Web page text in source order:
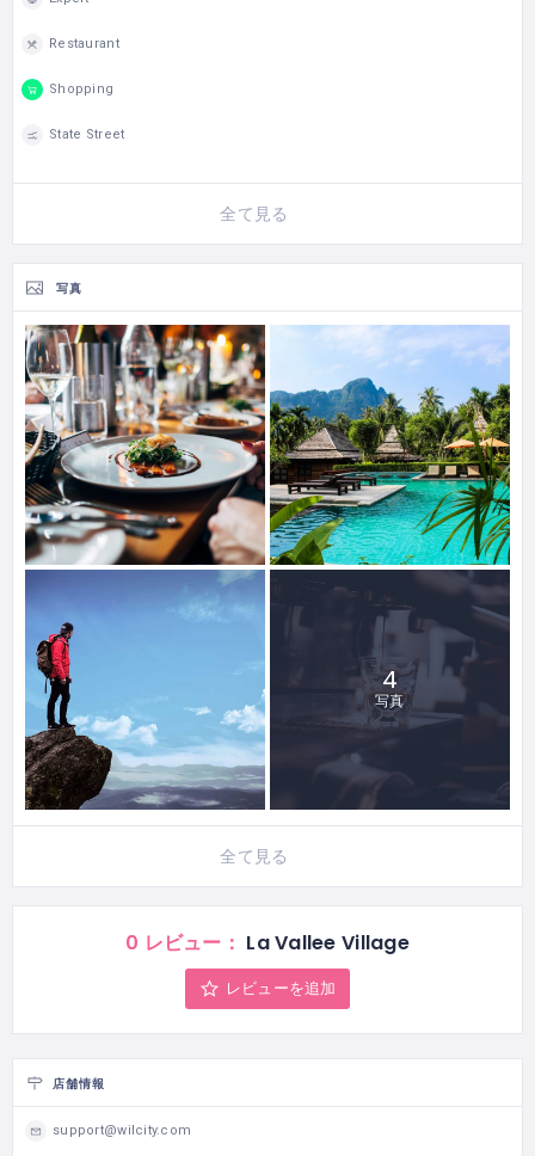
Restaurant
Shopping
State Street
全て見る
写真
4
写真
全て見る
0 レビュー： La Vallee Village
レビューを追加
店舗情報
support@wilcity.com